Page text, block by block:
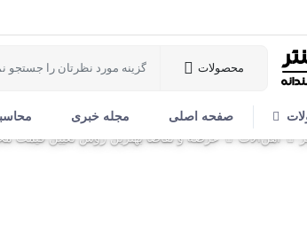
محصولات
صفحه اصلی مجله خبری
آهن‌آلات عرضه و تقاضا بهترین روش تعیین قیمت